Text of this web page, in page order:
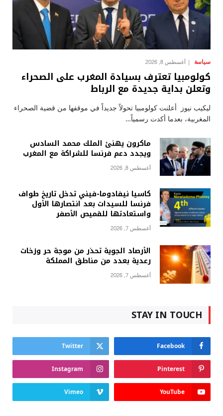
سياسة أغسطس 8, 2026
كولومبيا تعترف بسيادة المغرب على الصحراء
وتعلن بداية جديدة مع الرباط
ليكيب نيوز أعلنت كولومبيا تحولاً جديداً في موقفها من قضية الصحراء
المغربية، بعدما أكدت رسمياً…
ماكرون يهنئ الملك محمد السادس
ويجدد دعم فرنسا للشراكة مع المغرب
أغسطس 8, 2026
كاسيا نيفادوما-فيني تدخل تاريخ طواف
فرنسا للسيدات بعد انتصارها الأول
واستعادتها للقميص الأصفر
أغسطس 7, 2026
الأرصاد الجوية تحذر من موجة حر وزخات
رعدية بعدد من مناطق المملكة
أغسطس 7, 2026
STAY IN TOUCH
Facebook
Twitter
Pinterest
Instagram
YouTube
Vimeo